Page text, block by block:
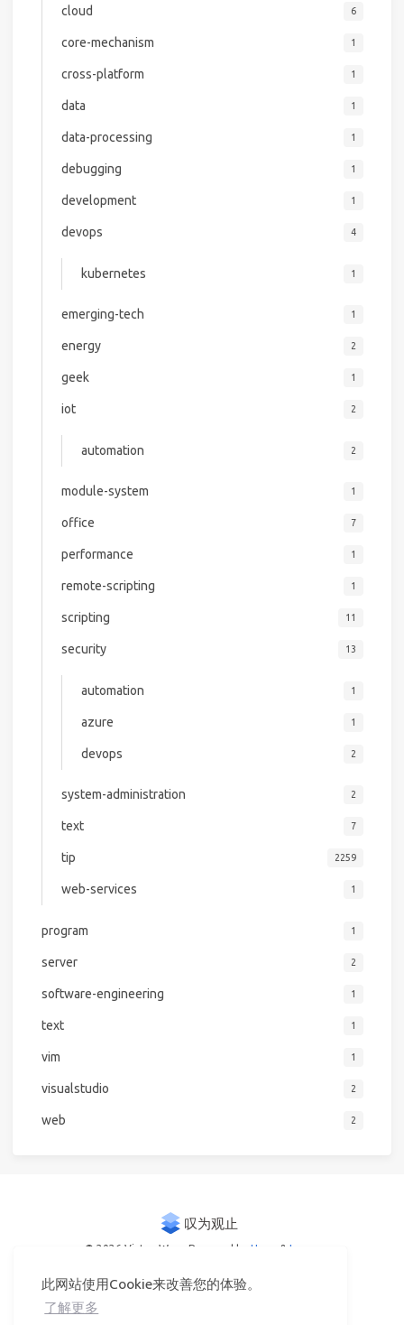
此网站使用Cookie来改善您的体验。
了解更多
cloud 6
core-mechanism 1
cross-platform 1
data 1
data-processing 1
debugging 1
development 1
devops 4
kubernetes 1
emerging-tech 1
energy 2
geek 1
iot 2
automation 2
module-system 1
office 7
performance 1
remote-scripting 1
scripting 11
security 13
automation 1
azure 1
devops 2
system-administration 2
text 7
tip 2259
web-services 1
program 1
server 2
software-engineering 1
text 1
vim 1
visualstudio 2
web 2
© 2026 Victor Woo Powered by Hexo & Icarus